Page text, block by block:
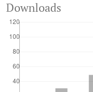
Downloads